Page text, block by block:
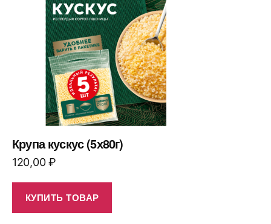
Крупа кускус (5х80г)
120,00₽
КУПИТЬ ТОВАР